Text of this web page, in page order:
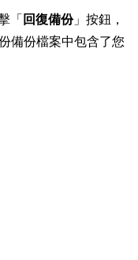
「 回復備份」按鈕，
備份檔案中包含了您